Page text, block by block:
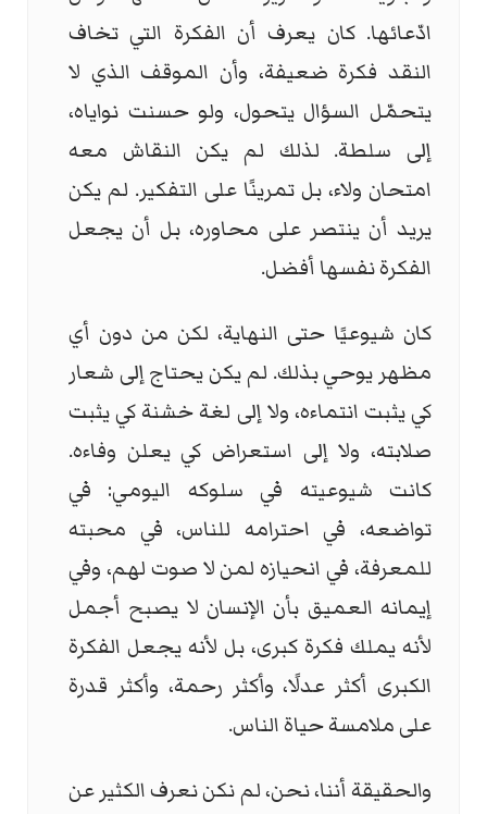
ادّعائها. كان يعرف أن الفكرة التي تخاف
النقد فكرة ضعيفة، وأن الموقف الذي لا
يتحمّل السؤال يتحول، ولو حسنت نواياه،
إلى سلطة. لذلك لم يكن النقاش معه
امتحان ولاء، بل تمرينًا على التفكير. لم يكن
يريد أن ينتصر على محاوره، بل أن يجعل
الفكرة نفسها أفضل.
كان شيوعيًا حتى النهاية، لكن من دون أي
مظهر يوحي بذلك. لم يكن يحتاج إلى شعار
كي يثبت انتماءه، ولا إلى لغة خشنة كي يثبت
صلابته، ولا إلى استعراض كي يعلن وفاءه.
كانت شيوعيته في سلوكه اليومي: في
تواضعه، في احترامه للناس، في محبته
للمعرفة، في انحيازه لمن لا صوت لهم، وفي
إيمانه العميق بأن الإنسان لا يصبح أجمل
لأنه يملك فكرة كبرى، بل لأنه يجعل الفكرة
الكبرى أكثر عدلًا، وأكثر رحمة، وأكثر قدرة
على ملامسة حياة الناس.
والحقيقة أننا، نحن، لم نكن نعرف الكثير عن